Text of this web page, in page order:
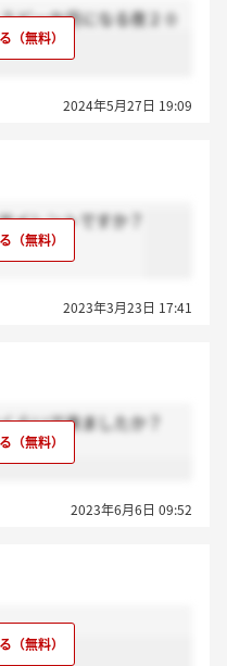
ど一か月になる夜２０
2024年5月27日 19:09
イレントですか？
2023年3月23日 17:41
らいで来ましたか？
2023年6月6日 09:52